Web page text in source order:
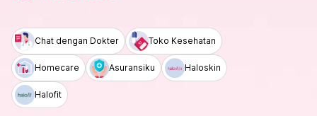
Chat dengan Dokter Toko Kesehatan
Homecare Asuransiku Haloskin
Halofit